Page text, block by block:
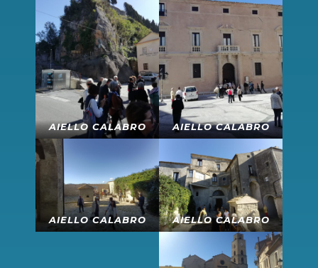
AIELLO CALABRO AIELLO CALABRO
AIELLO CALABRO AIELLO CALABRO